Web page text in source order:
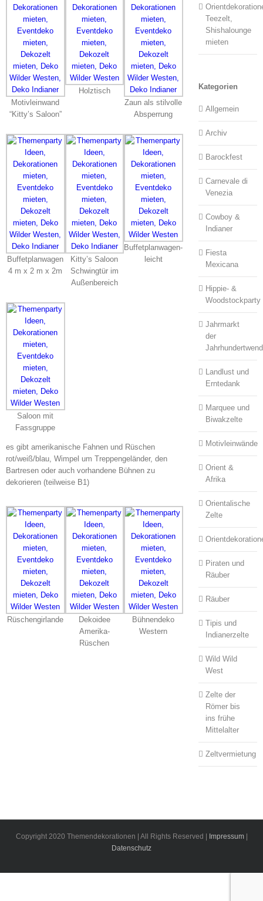
Motivleinwand
“Kitty’s Saloon”
Holztisch
Zaun als stilvolle
Absperrung
Buffetplanwagen
4 m x 2 m x 2m
Kitty’s Saloon
Schwingtür im
Außenbereich
Buffetplanwagen-
leicht
Saloon mit
Fassgruppe
es gibt amerikanische Fahnen und Rüschen
rot/weiß/blau, Wimpel um Treppengeländer, den
Bartresen oder auch vorhandene Bühnen zu
dekorieren (teilweise B1)
Rüschengirlande
Dekoidee
Amerika-
Rüschen
Bühnendeko
Western
Teezelt,
Shishalounge
mieten
Kategorien
Allgemein
Archiv
Barockfest
Carnevale di
Venezia
Cowboy &
Indianer
Fiesta
Mexicana
Hippie- &
Woodstockparty
Jahrmarkt
der
Landlust und
Erntedank
Marquee und
Biwakzelte
Motivleinwände
Orient &
Afrika
Orientalische
Zelte
Piraten und
Räuber
Räuber
Tipis und
Indianerzelte
Wild Wild
West
Zelte der
Römer bis
ins frühe
Mittelalter
Zeltvermietung
Copyright 2020 Themendekorationen | All Rights Reserved | Impressum|
Datenschutz